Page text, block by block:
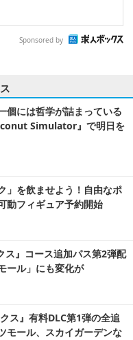
Sponsored by
個には哲学が詰まっている
Simulator』で明日を
」を飲ませよう！自由なポ
動フィギュア予約開始
ス』コース追加パス第2弾配
ール」にも変化が
ス』有料DLC第1弾の全追
モール、スカイガーデンな